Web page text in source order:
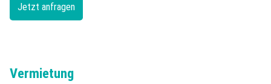
Vermietung